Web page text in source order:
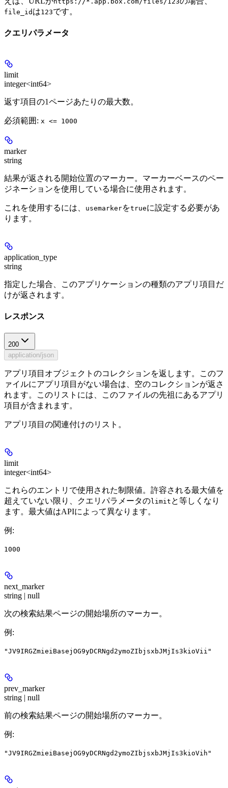
file_id は123です。
クエリパラメータ
limit
integer<int64>
返す項目の1ページあたりの最大数。
必須範囲 : x <= 1000
marker
string
結果が返される開始位置のマーカー。マーカーベースのペー
ジネーションを使用している場合に使用されます。
これを使用するには、 usemarkerをtrueに設定する必要があ
ります。
application_type
string
指定した場合、このアプリケーションの種類のアプリ項目だ
けが返されます。
レスポンス
200
application/json
アプリ項目オブジェクトのコレクションを返します。このフ
ァイルにアプリ項目がない場合は、空のコレクションが返さ
れます。このリストには、このファイルの先祖にあるアプリ
項目が含まれます。
アプリ項目の関連付けのリスト。
limit
integer<int64>
これらのエントリで使用された制限値。許容される最大値を
超えていない限り、クエリパラメータのlimit と等しくなり
ます。最大値はAPIによって異なります。
例 :
1000
next_marker
string | null
次の検索結果ページの開始場所のマーカー。
例 :
"JV9IRGZmieiBasejOG9yDCRNgd2ymoZIbjsxbJMjIs3kioVii"
prev_marker
string | null
前の検索結果ページの開始場所のマーカー。
例 :
"JV9IRGZmieiBasejOG9yDCRNgd2ymoZIbjsxbJMjIs3kioVih"